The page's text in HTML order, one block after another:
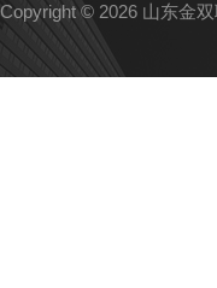
Copyright © 2026 山东金